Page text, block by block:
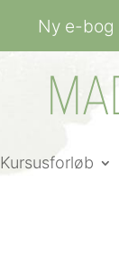
Ny e-bog
Kursusforløb